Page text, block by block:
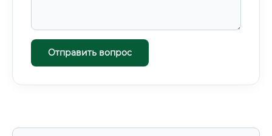
Отправить вопрос